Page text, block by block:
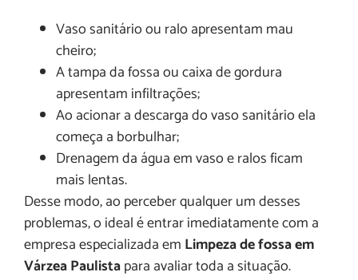
Vaso sanitário ou ralo apresentam mau
cheiro;
A tampa da fossa ou caixa de gordura
apresentam infiltrações;
Ao acionar a descarga do vaso sanitário ela
começa a borbulhar;
Drenagem da água em vaso e ralos ficam
mais lentas.
Desse modo, ao perceber qualquer um desses
problemas, o ideal é entrar imediatamente com a
empresa especializada em Limpeza de fossa em
Várzea Paulistapara avaliar toda a situação.